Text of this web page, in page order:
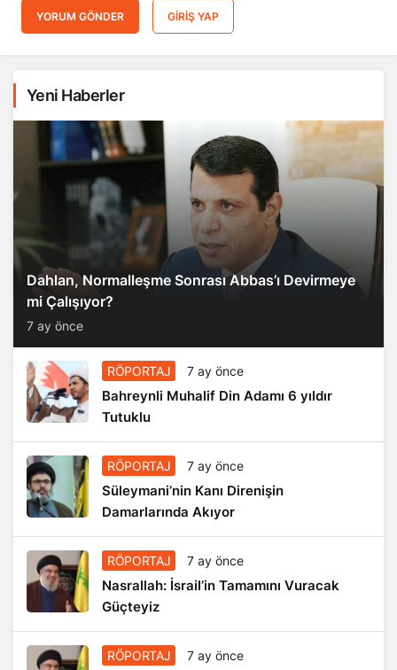
YORUM GÖNDER GIRIŞ YAP
Yeni Haberler
Dahlan, Normalleşme Sonrası Abbas’ı Devirmeye
mi Çalışıyor?
7 ay önce
RÖPORTAJ 7 ay önce
Bahreynli Muhalif Din Adamı 6 yıldır
Tutuklu
RÖPORTAJ 7 ay önce
Süleymani’nin Kanı Direnişin
Damarlarında Akıyor
RÖPORTAJ 7 ay önce
Nasrallah: İsrail’in Tamamını Vuracak
Güçteyiz
RÖPORTAJ 7 ay önce